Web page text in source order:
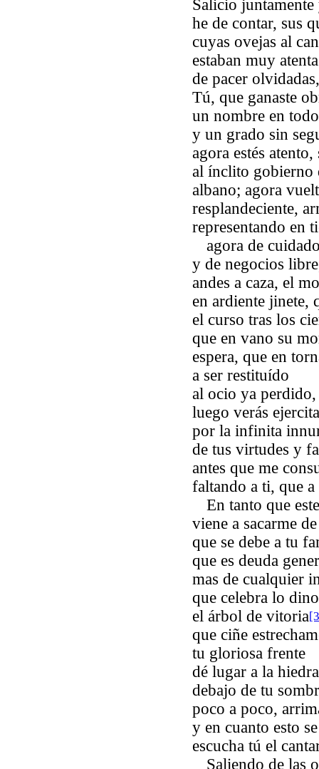
Salicio
he de contar, sus
cuyas ovejas al
estaban muy
de pacer
Tú, que ganaste
un nombre en
y un grado sin
agora estés
al ínclito gobierno
albano; agora
resplandeciente,
representando en
agora de
y de negocios
andes a caza, el
en ardiente jinete,
el curso tras los
que en vano su
espera, que en
a ser restituído
al ocio ya perdido,
luego verás
por la infinita
de tus virtudes y
antes que me
faltando a ti, que
En tanto que
viene a sacarme
que se debe a tu
que es deuda
mas de cualquier
que celebra lo
el árbol de vitoria
que ciñe
tu gloriosa frente
dé lugar a la
debajo de tu
poco a poco,
y en cuanto esto
escucha tú el
Saliendo de las